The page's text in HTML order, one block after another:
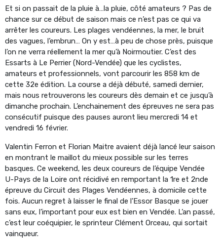
Et si on passait de la pluie à…la pluie, côté amateurs ? Pas de
chance sur ce début de saison mais ce n’est pas ce qui va
arrêter les coureurs. Les plages vendéennes, la mer, le bruit
des vagues, l’embrun… On y est…à peu de chose près, puisque
l’on ne verra réellement la mer qu’à Noirmoutier. C’est des
Essarts à Le Perrier (Nord-Vendée) que les cyclistes,
amateurs et professionnels, vont parcourir les 858 km de
cette 32e édition. La course a déjà débuté, samedi dernier,
mais nous retrouverons les coureurs dès demain et ce jusqu’à
dimanche prochain. L’enchainement des épreuves ne sera pas
consécutif puisque des pauses auront lieu mercredi 14 et
vendredi 16 février.
Valentin Ferron et Florian Maitre avaient déjà lancé leur saison
en montrant le maillot du mieux possible sur les terres
basques. Ce weekend, les deux coureurs de l’équipe Vendée
U-Pays de la Loire ont récidivé en remportant la 1re et 2nde
épreuve du Circuit des Plages Vendéennes, à domicile cette
fois. Aucun regret à laisser le final de l’Essor Basque se jouer
sans eux, l’important pour eux est bien en Vendée. L’an passé,
c’est leur coéquipier, le sprinteur Clément Orceau, qui sortait
vainqueur.